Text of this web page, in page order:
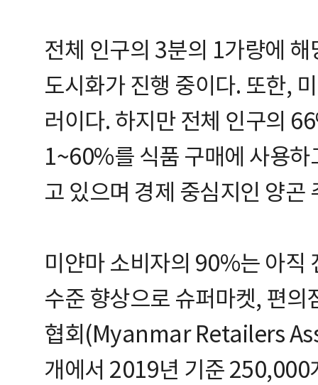
전체 인구의 3분의 1가량에
도시화가 진행 중이다. 또한,
러이다. 하지만 전체 인구의
1~60%를 식품 구매에 사용하
고 있으며 경제 중심지인 양
미얀마 소비자의 90%는 아직
수준 향상으로 슈퍼마켓, 편의
협회(Myanmar Retailers
개에서 2019년 기준 250,000